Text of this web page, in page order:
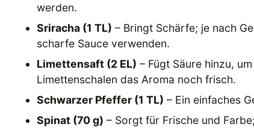
werden.
Sriracha (1 TL) – Bringt Schärfe; je nach
scharfe Sauce verwenden.
Limettensaft (2 EL) – Fügt Säure hinzu,
Limettenschalen das Aroma noch frisch.
Schwarzer Pfeffer (1 TL) – Ein einfaches
Spinat (70 g) – Sorgt für Frische und